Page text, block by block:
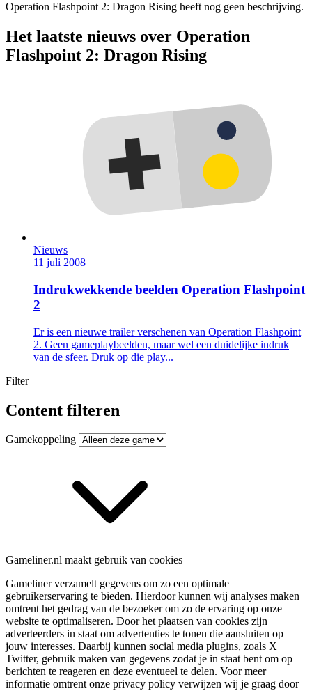
Operation Flashpoint 2: Dragon Rising heeft nog geen beschrijving.
Het laatste nieuws over Operation
Flashpoint 2: Dragon Rising
Nieuws
11 juli 2008
Indrukwekkende beelden Operation Flashpoint
2
Er is een nieuwe trailer verschenen van Operation Flashpoint
2. Geen gameplaybeelden, maar wel een duidelijke indruk
van de sfeer. Druk op die play...
Filter
Content filteren
Gamekoppeling
Gameliner.nl maakt gebruik van cookies
Gameliner verzamelt gegevens om zo een optimale
gebruikerservaring te bieden. Hierdoor kunnen wij analyses maken
omtrent het gedrag van de bezoeker om zo de ervaring op onze
website te optimaliseren. Door het plaatsen van cookies zijn
adverteerders in staat om advertenties te tonen die aansluiten op
jouw interesses. Daarbij kunnen social media plugins, zoals X
Twitter, gebruik maken van gegevens zodat je in staat bent om op
berichten te reageren en deze eventueel te delen. Voor meer
informatie omtrent onze privacy policy verwijzen wij je graag door